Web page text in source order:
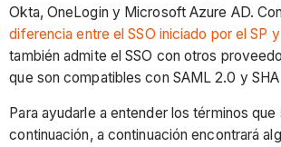
Okta, OneLogin y Microsoft Azure AD.
diferencia entre el SSO iniciado por el SP
también admite el SSO con otros
que son compatibles con SAML 2.0 y
Para ayudarle a entender los términos que
continuación, a continuación encontrará